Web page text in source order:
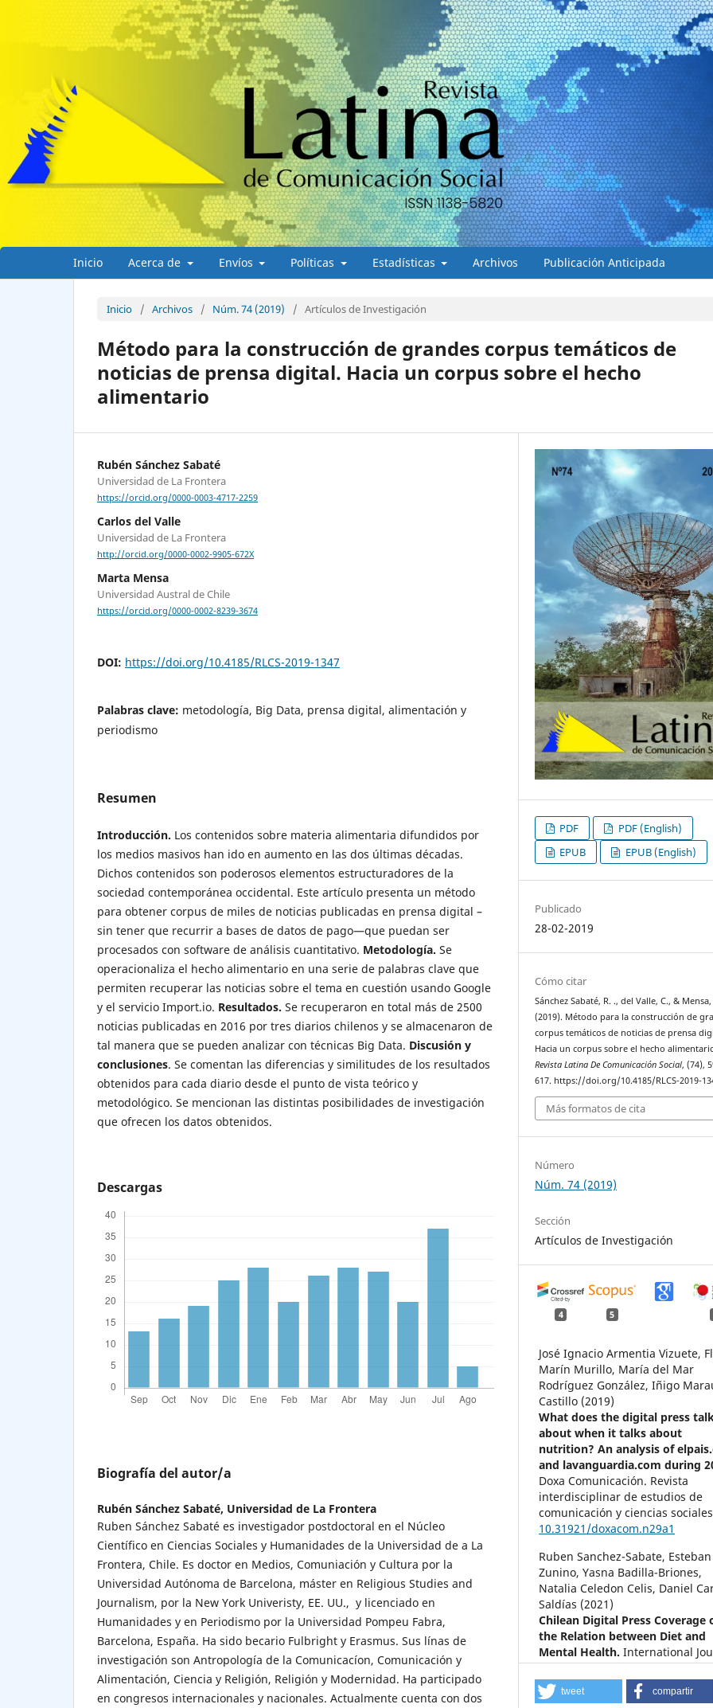
Inicio Acerca de Envíos Políticas Estadísticas Archivos Publicación Anticipada
Inicio / Archivos / Núm. 74 (2019) / Artículos de Investigación
Método para la construcción de grandes corpus temáticos de
noticias de prensa digital. Hacia un corpus sobre el hecho
alimentario
Rubén Sánchez Sabaté
Universidad de La Frontera
https://orcid.org/0000-0003-4717-2259
Carlos del Valle
Universidad de La Frontera
http://orcid.org/0000-0002-9905-672X
Marta Mensa
Universidad Austral de Chile
https://orcid.org/0000-0002-8239-3674
DOI: https://doi.org/10.4185/RLCS-2019-1347
Palabras clave: metodología, Big Data, prensa digital, alimentación y
periodismo
Resumen
Introducción. Los contenidos sobre materia alimentaria difundidos por
los medios masivos han ido en aumento en las dos últimas décadas.
Dichos contenidos son poderosos elementos estructuradores de la
sociedad contemporánea occidental. Este artículo presenta un método
para obtener corpus de miles de noticias publicadas en prensa digital –
sin tener que recurrir a bases de datos de pago—que puedan ser
procesados con software de análisis cuantitativo. Metodología. Se
operacionaliza el hecho alimentario en una serie de palabras clave que
permiten recuperar las noticias sobre el tema en cuestión usando Google
y el servicio Import.io. Resultados. Se recuperaron en total más de 2500
noticias publicadas en 2016 por tres diarios chilenos y se almacenaron de
tal manera que se pueden analizar con técnicas Big Data. Discusión y
conclusiones. Se comentan las diferencias y similitudes de los resultados
obtenidos para cada diario desde el punto de vista teórico y
metodológico. Se mencionan las distintas posibilidades de investigación
que ofrecen los datos obtenidos.
Descargas
Biografía del autor/a
Rubén Sánchez Sabaté, Universidad de La Frontera
Ruben Sánchez Sabaté es investigador postdoctoral en el Núcleo
Científico en Ciencias Sociales y Humanidades de la Universidad de a La
Frontera, Chile. Es doctor en Medios, Comuniación y Cultura por la
Universidad Autónoma de Barcelona, máster en Religious Studies and
Journalism, por la New York Univeristy, EE. UU., y licenciado en
Humanidades y en Periodismo por la Universidad Pompeu Fabra,
Barcelona, España. Ha sido becario Fulbright y Erasmus. Sus línas de
investigación son Antropología de la Comunicacíon, Comunicación y
Alimentación, Ciencia y Religión, Religión y Modernidad. Ha participado
en congresos internacionales y nacionales. Actualmente cuenta con dos
PDF
PDF (English)
EPUB
EPUB (English)
Publicado
28-02-2019
Cómo citar
Sánchez Sabaté, R. ., del Valle, C., & Mensa,
(2019). Método para la construcción de
corpus temáticos de noticias de prensa
Hacia un corpus sobre el hecho
Revista Latina De Comunicación Social, (74),
617. https://doi.org/10.4185/RLCS-2019-
Más formatos de cita
Número
Núm. 74 (2019)
Sección
Artículos de Investigación
4 5
José Ignacio Armentia Vizuete,
Marín Murillo, María del Mar
Rodríguez González, Iñigo
Castillo (2019)
What does the digital press
about when it talks about
nutrition? An analysis of
and lavanguardia.com during
Doxa Comunicación. Revista
interdisciplinar de estudios de
comunicación y ciencias
10.31921/doxacom.n29a1
Ruben Sanchez-Sabate, Esteban
Zunino, Yasna Badilla-Briones,
Natalia Celedon Celis, Daniel
Saldías (2021)
Chilean Digital Press Coverage
the Relation between Diet and
Mental Health.International
of Environmental Research and
Public Health,18(5),2273.
10.3390/ijerph18052273
tweet compartir